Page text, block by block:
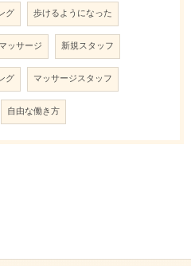
グ 歩けるようになった
ッサージ 新規スタッフ
グ マッサージスタッフ
自由な働き方